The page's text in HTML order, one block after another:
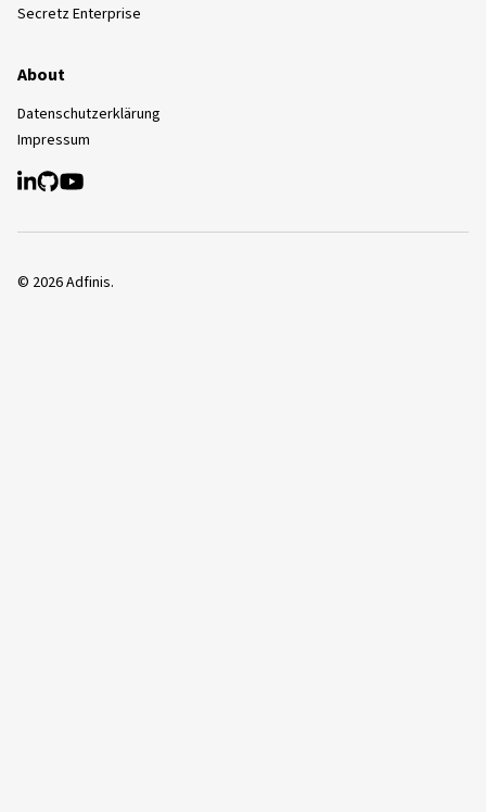
Secretz Enterprise
About
Datenschutzerklärung
Impressum
© 2026Adfinis.